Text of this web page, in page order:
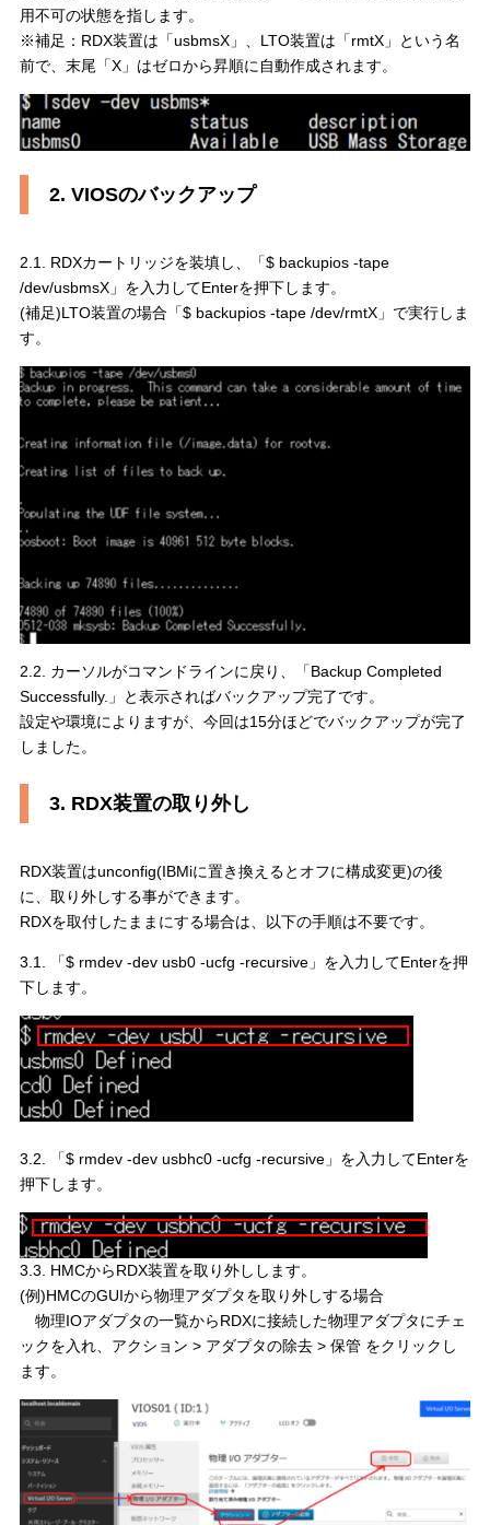
用不可の状態を指します。
※補足：RDX装置は「usbmsX」、LTO装置は「rmtX」という名
前で、末尾「X」はゼロから昇順に自動作成されます。
2. VIOSのバックアップ
2.1. RDXカートリッジを装填し、「$ backupios -tape
/dev/usbmsX」を入力してEnterを押下します。
(補足)LTO装置の場合「$ backupios -tape /dev/rmtX」で実行しま
す。
2.2. カーソルがコマンドラインに戻り、「Backup Completed
Successfully.」と表示さればバックアップ完了です。
設定や環境によりますが、今回は15分ほどでバックアップが完了
しました。
3. RDX装置の取り外し
RDX装置はunconfig(IBMiに置き換えるとオフに構成変更)の後
に、取り外しする事ができます。
RDXを取付したままにする場合は、以下の手順は不要です。
3.1. 「$ rmdev -dev usb0 -ucfg -recursive」を入力してEnterを押
下します。
3.2. 「$ rmdev -dev usbhc0 -ucfg -recursive」を入力してEnterを
押下します。
3.3. HMCからRDX装置を取り外しします。
(例)HMCのGUIから物理アダプタを取り外しする場合
物理IOアダプタの一覧からRDXに接続した物理アダプタにチェ
ックを入れ、アクション > アダプタの除去 > 保管 をクリックし
ます。